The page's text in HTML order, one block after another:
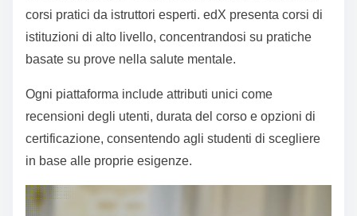
corsi pratici da istruttori esperti. edX presenta corsi di
istituzioni di alto livello, concentrandosi su pratiche
basate su prove nella salute mentale.
Ogni piattaforma include attributi unici come
recensioni degli utenti, durata del corso e opzioni di
certificazione, consentendo agli studenti di scegliere
in base alle proprie esigenze.